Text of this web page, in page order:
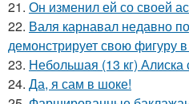
21. Он изменил ей со своей
22. Валя карнавал недавно
демонстрирует свою фигуру
23. Небольшая (13 кг)
24. Да, я сам в шоке!